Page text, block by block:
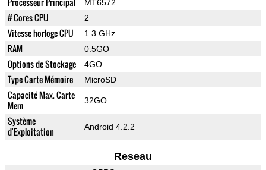
MT6572
# Cores CPU 2
Vitesse horloge CPU 1.3 GHz
RAM 0.5GO
Options de Stockage 4GO
Type Carte Mémoire MicroSD
Capacité Max. Carte
Mem
32GO
Système
d'Exploitation
Android 4.2.2
Reseau